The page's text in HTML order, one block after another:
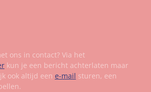
ons in contact? Via het
kun je een bericht achterlaten maar
ook altijd een e-mail sturen, een